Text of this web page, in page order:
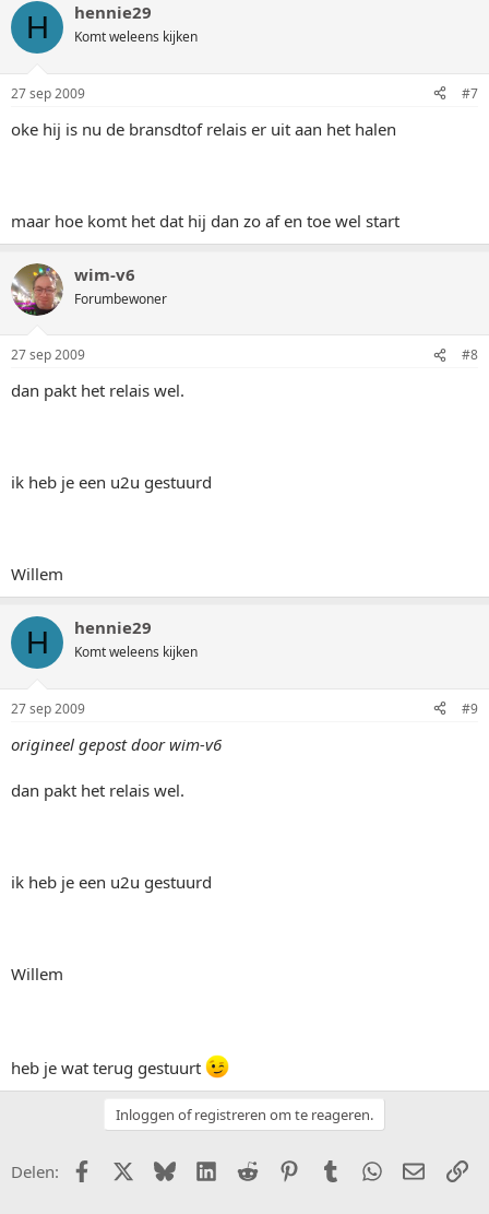
H hennie29
Komt weleens kijken
27 sep 2009 #7
oke hij is nu de bransdtof relais er uit aan het halen
maar hoe komt het dat hij dan zo af en toe wel start
wim-v6
Forumbewoner
27 sep 2009 #8
dan pakt het relais wel.
ik heb je een u2u gestuurd
Willem
H hennie29
Komt weleens kijken
27 sep 2009 #9
origineel gepost door wim-v6
dan pakt het relais wel.
ik heb je een u2u gestuurd
Willem
heb je wat terug gestuurt
Inloggen of registreren om te reageren.
Delen: FacebookX (Twitter)
BlueskyLinkedIn
Reddit PinterestTumblr WhatsApp
E-mail